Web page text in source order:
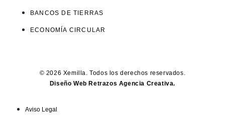
BANCOS DE TIERRAS
ECONOMÍA CIRCULAR
© 2026 Xemilla. Todos los derechos reservados.
Diseño Web Retrazos Agencia Creativa.
Aviso Legal